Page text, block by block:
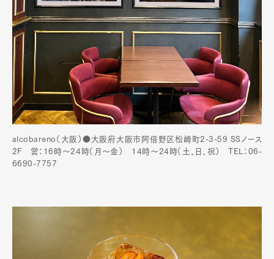
alcobareno（大阪）●大阪府大阪市阿倍野区松崎町2-3-59 SSノース
2F 営：16時～24時（月〜金） 14時〜24時（土、日、祝） TEL：06-
6690-7757